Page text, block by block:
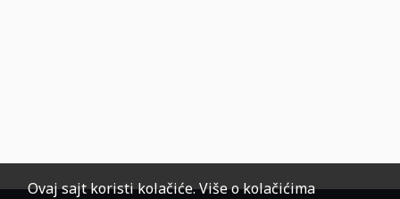
Ovaj sajt koristi kolačiće. Više o kolačićima